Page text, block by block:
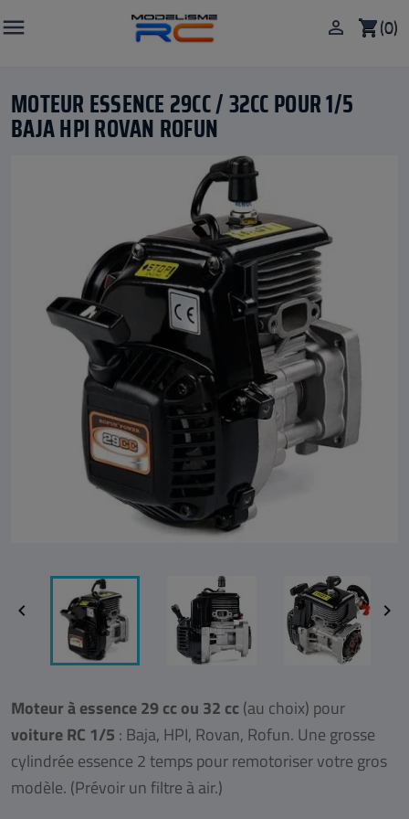
 shopping_cart(0)

MOTEUR ESSENCE 29CC / 32CC POUR 1/5
BAJA HPI ROVAN ROFUN
 
Moteur à essence 29 cc ou 32 cc (au choix) pour
voiture RC 1/5 : Baja, HPI, Rovan, Rofun. Une grosse
cylindrée essence 2 temps pour remotoriser votre gros
modèle. (Prévoir un filtre à air.)